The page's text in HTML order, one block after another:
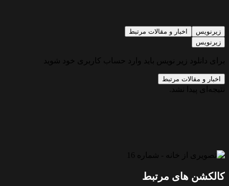
زیرنویس
اخبار و مقالات مرتبط
زیرنویس
برای دانلود زیر نویس باید وارد حساب کاربری خود شوید
اخبار و مقالات مرتبط
نتیجه‌ای پیدا نشد.
کالکشن های مرتبط